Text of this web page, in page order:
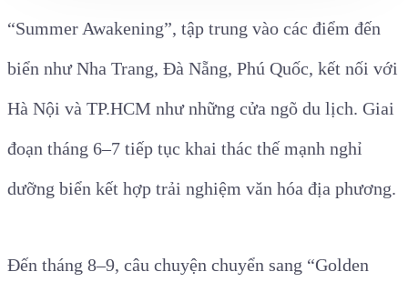
“Summer Awakening”, tập trung vào các điểm đến
biển như Nha Trang, Đà Nẵng, Phú Quốc, kết nối với
Hà Nội và TP.HCM như những cửa ngõ du lịch. Giai
đoạn tháng 6–7 tiếp tục khai thác thế mạnh nghỉ
dưỡng biển kết hợp trải nghiệm văn hóa địa phương.
Đến tháng 8–9, câu chuyện chuyển sang “Golden